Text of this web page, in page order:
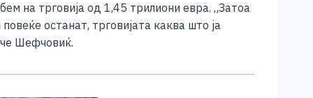
на трговија од 1,45 трилиони евра. „Затоа
останат, трговијата каква што ја
Шефчовиќ.